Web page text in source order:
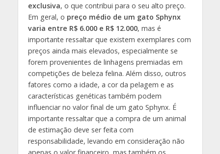
exclusiva, o que contribui para o seu alto preço.
Em geral, o preço médio de um gato Sphynx
varia entre R$ 6.000 e R$ 12.000, mas é
importante ressaltar que existem exemplares com
preços ainda mais elevados, especialmente se
forem provenientes de linhagens premiadas em
competições de beleza felina. Além disso, outros
fatores como a idade, a cor da pelagem e as
características genéticas também podem
influenciar no valor final de um gato Sphynx. É
importante ressaltar que a compra de um animal
de estimação deve ser feita com
responsabilidade, levando em consideração não